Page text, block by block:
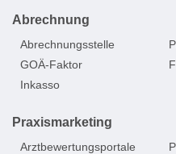
Abrechnung
Abrechnungsstelle
GOÄ-Faktor
Inkasso
Praxismarketing
Arztbewertungsportale